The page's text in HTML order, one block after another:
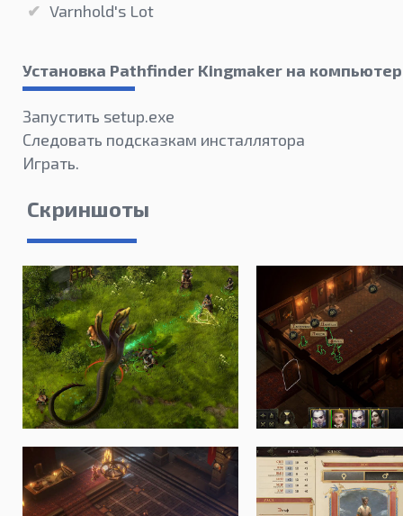
Varnhold's Lot
Установка Pathfinder Kingmaker на компьютер
Запустить setup.exe
Следовать подсказкам инсталлятора
Играть.
Скриншоты